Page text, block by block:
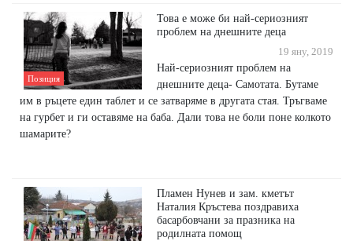
Позиция
Това е може би най-сериозният
проблем на днешните деца
19 яну, 2019
Най-сериозният проблем на
днешните деца- Самотата. Бутаме
им в ръцете един таблет и се затваряме в другата стая. Тръгваме
на гурбет и ги оставяме на баба. Дали това не боли поне колкото
шамарите?
Пламен Нунев и зам. кметът
Наталия Кръстева поздравиха
басарбовчани за празника на
родилната помощ